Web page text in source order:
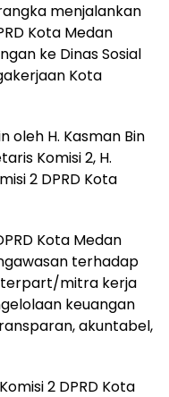
menjalankan
Kota Medan
ke Dinas Sosial
Kota
oleh H. Kasman Bin
Komisi 2, H.
2 DPRD Kota
Kota Medan
terhadap
mitra kerja
keuangan
akuntabel,
2 DPRD Kota